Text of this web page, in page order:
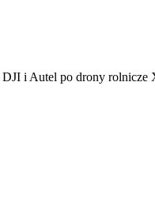
i Autel po drony rolnicze